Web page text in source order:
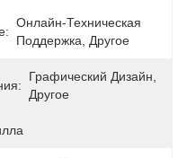
Онлайн-Техническая
Поддержка, Другое
Графический Дизайн,
Другое